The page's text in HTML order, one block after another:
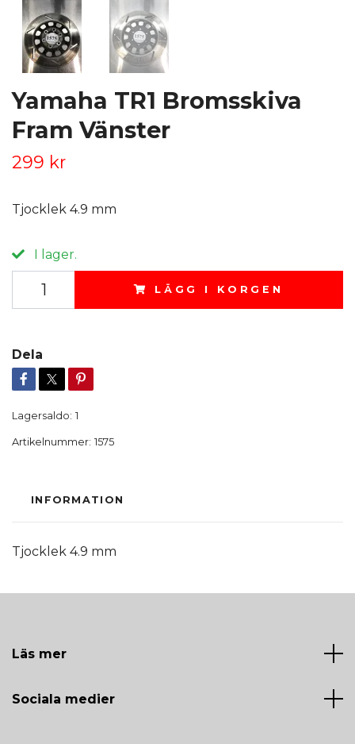
Yamaha TR1 Bromsskiva
Fram Vänster
299 kr
Tjocklek 4.9 mm
I lager.
LÄGG I KORGEN
Dela
Lagersaldo: 1
Artikelnummer: 1575
INFORMATION
Tjocklek 4.9 mm
Läs mer
Sociala medier